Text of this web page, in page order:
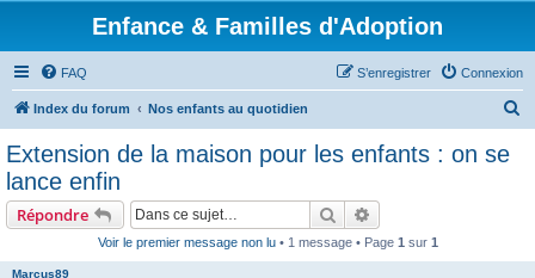
Enfance & Familles d'Adoption
FAQ Connexion
S’enregistrer
Index du forum Nos enfants au quotidien
Extension de la maison pour les enfants : on se
lance enfin
Répondre Rechercher
Voir le premier message non lu• 1 message • Page 1 sur 1
Marcus89